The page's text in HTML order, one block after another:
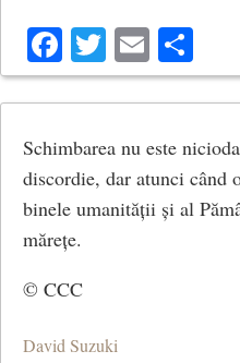
Facebook
Twitter
Email
Schimbarea nu este
discordie, dar atunci când
binele umanității și al
mărețe.
© CCC
David Suzuki